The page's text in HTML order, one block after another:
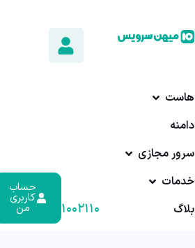
هاست
دامنه
سرور مجازی
خدمات
بلاگ
۰۱۷-۹۱۰۰۲۱۱۰
حساب
کاربری
من